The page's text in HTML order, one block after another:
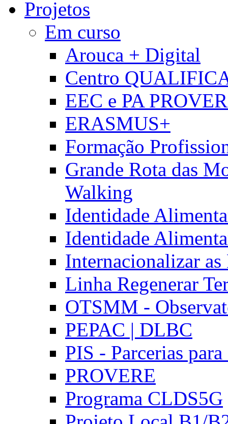
Projetos
Em curso
Arouca + Digital
Centro
EEC e PA
ERASMUS+
Formação
Grande Rota das
Walking
Identidade
Identidade
Internacionalizar
Linha Regenerar
OTSMM -
PEPAC | DLBC
PIS - Parcerias
PROVERE
Programa CLDS5G